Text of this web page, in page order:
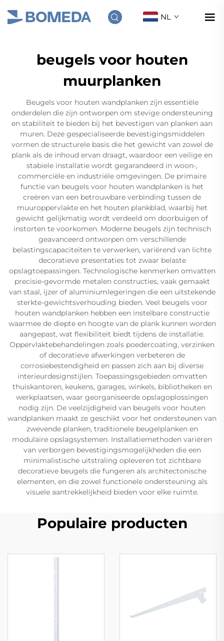
NL
beugels voor houten
muurplanken
Beugels voor houten wandplanken zijn essentiële
onderdelen die zijn ontworpen om stevige ondersteuning
en stabiliteit te bieden bij het bevestigen van planken aan
muren. Deze gespecialiseerde bevestigingsmiddelen
vormen de structurele basis die het gewicht van zowel de
plank als de inhoud ervan draagt, waardoor een veilige en
stabiele installatie wordt gegarandeerd in woon-,
commerciële en industriële omgevingen. De primaire
functie van beugels voor houten wandplanken is het
creëren van een betrouwbare verbinding tussen de
muuroppervlakte en het houten plankblad, waarbij het
gewicht gelijkmatig wordt verdeeld om doorbuigen of
instorten te voorkomen. Moderne beugels zijn technisch
geavanceerd ontworpen om verschillende
belastingscapaciteiten te verwerken, variërend van lichte
decoratieve presentaties tot zwaar belaste
opslagtoepassingen. Technologische kenmerken omvatten
precisie-gevormde metalen constructies, vaak gemaakt
van staal, ijzer of aluminiumlegeringen die een uitstekende
sterkte-gewichtsverhouding bieden. Veel beugels voor
houten wandplanken hebben een instelbare constructie
waarmee de diepte en hoogte van de plank kunnen worden
aangepast, wat flexibiliteit biedt tijdens de installatie.
Oppervlaktebehandelingen zoals poedercoating, verzinken
of decoratieve afwerkingen verbeteren de
corrosiebestendigheid en passen zich aan bij diverse
interieurdesignstijlen. Toepassingsgebieden omvatten
thuiskantoren, keukens, garages, winkels, bibliotheken en
werkplaatsen, waar georganiseerde opslagoplossingen
nodig zijn. De veelzijdigheid van beugels voor houten
wandplanken maakt ze geschikt voor het ondersteunen van
zwevende planken, traditionele beugelplanken en
modulaire opslagsystemen. Installatiemethoden variëren
van verborgen bevestigingsmogelijkheden die een
minimalistische uitstraling opleveren tot zichtbare
decoratieve beugels die fungeren als architectonische
elementen, en die zowel functionele ondersteuning als
visuele aantrekkelijkheid bieden voor elke ruimte.
Populaire producten